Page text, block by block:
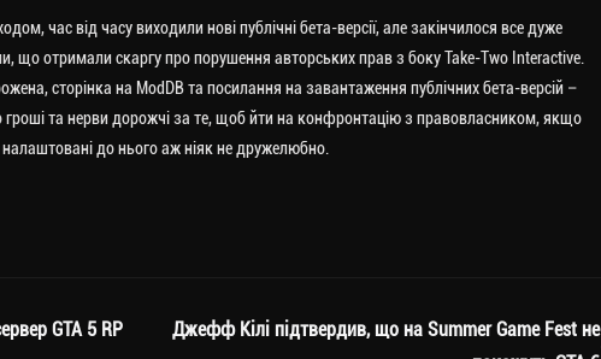
час від часу виходили нові публічні бета-версії, але закінчилося все дуже
що отримали скаргу про порушення авторських прав з боку Take-Two Interactive.
сторінка на ModDB та посилання на завантаження публічних бета-версій –
та нерви дорожчі за те, щоб йти на конфронтацію з правовласником, якщо
до нього аж ніяк не дружелюбно.
GTA 5 RP
Джефф Кілі підтвердив, що на Summer Game Fest не